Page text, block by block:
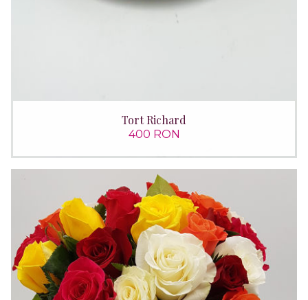
Tort Richard
400 RON